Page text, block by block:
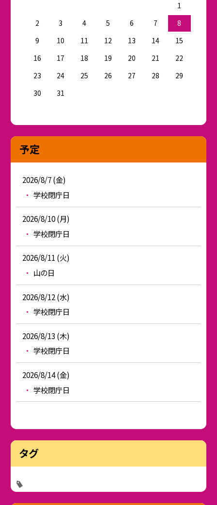
1
2
3 4 5 6 7
8
9
10 11 12 13 14
15
16
17 18 19 20 21
22
23
24 25 26 27 28
29
30
31
予定
2026/8/7 (金)
学校閉庁日
2026/8/10 (月)
学校閉庁日
2026/8/11 (火)
山の日
2026/8/12 (水)
学校閉庁日
2026/8/13 (木)
学校閉庁日
2026/8/14 (金)
学校閉庁日
タグ